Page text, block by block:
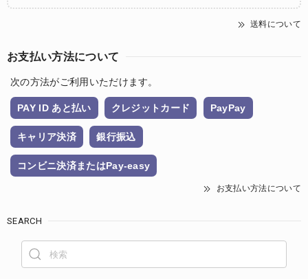
送料について
お支払い方法について
次の方法がご利用いただけます。
PAY ID あと払い クレジットカード PayPay
キャリア決済 銀行振込
コンビニ決済またはPay-easy
お支払い方法について
SEARCH